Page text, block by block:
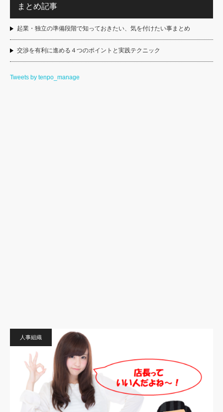
まとめ記事
起業・独立の準備段階で知っておきたい、気を付けたい事まとめ
交渉を有利に進める４つのポイントと実践テクニック
Tweets by tenpo_manage
人事組織